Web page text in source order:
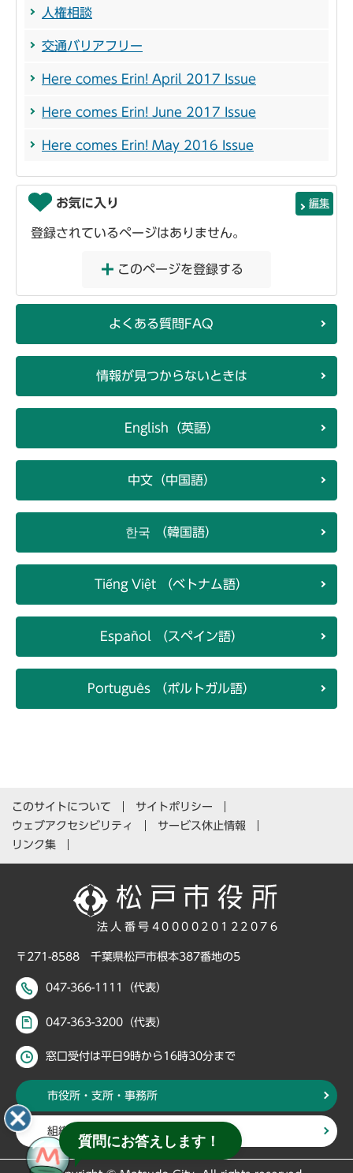
人権相談
交通バリアフリー
Here comes Erin! April 2017 Issue
Here comes Erin! June 2017 Issue
Here comes Erin! May 2016 Issue
お気に入り 編集
登録されているページはありません。
このページを登録する
よくある質問FAQ
情報が見つからないときは
English（英語）
中文（中国語）
한국 （韓国語）
Tiếng Việt （ベトナム語）
Español （スペイン語）
Português （ポルトガル語）
このサイトについて
サイトポリシー
ウェブアクセシビリティ
サービス休止情報
リンク集
法人番号4000020122076
〒271-8588 千葉県松戸市根本387番地の5
047-366-1111（代表）
047-363-3200（代表）
窓口受付は平日9時から16時30分まで
市役所・支所・事務所
組織・部署から探す
質問にお答えします！